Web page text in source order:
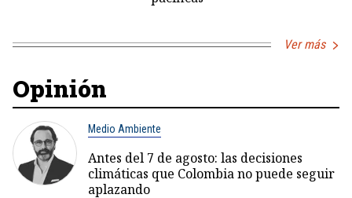
Ver más
Opinión
Medio Ambiente
Antes del 7 de agosto: las decisiones
climáticas que Colombia no puede seguir
aplazando